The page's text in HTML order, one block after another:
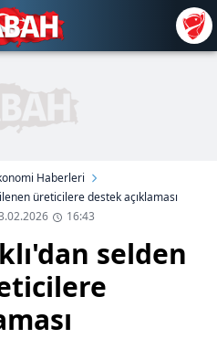
Haberleri
üreticilere destek açıklaması
16:43
selden